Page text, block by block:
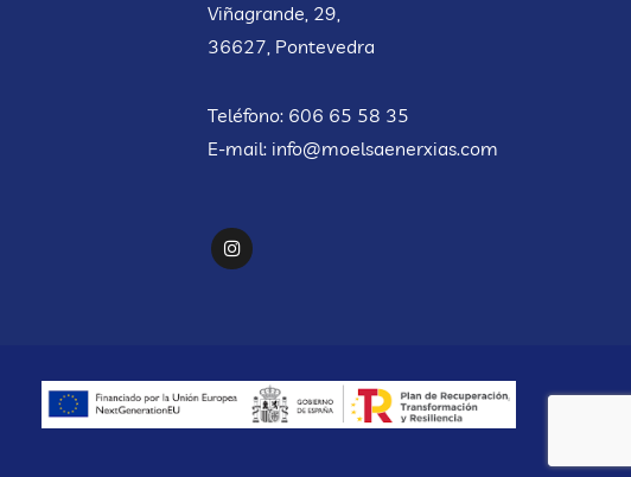
Viñagrande, 29,
36627, Pontevedra
Teléfono: 606 65 58 35
E-mail: info@moelsaenerxias.com